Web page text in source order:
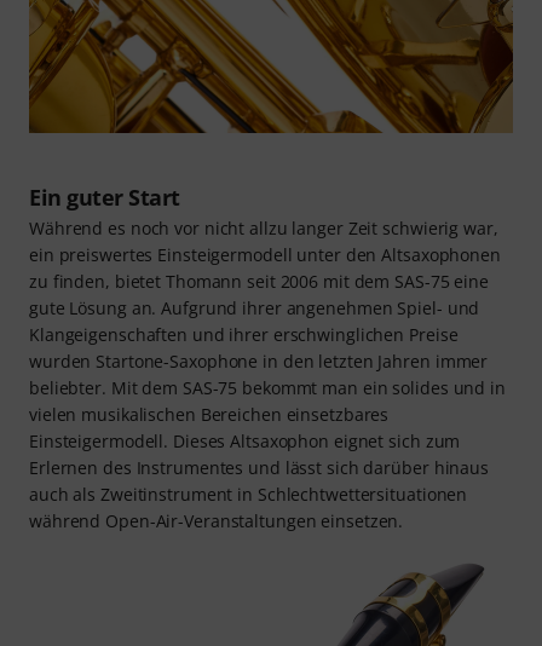
Ein guter Start
Während es noch vor nicht allzu langer Zeit schwierig war,
ein preiswertes Einsteigermodell unter den Altsaxophonen
zu finden, bietet Thomann seit 2006 mit dem SAS-75 eine
gute Lösung an. Aufgrund ihrer angenehmen Spiel- und
Klangeigenschaften und ihrer erschwinglichen Preise
wurden Startone-Saxophone in den letzten Jahren immer
beliebter. Mit dem SAS-75 bekommt man ein solides und in
vielen musikalischen Bereichen einsetzbares
Einsteigermodell. Dieses Altsaxophon eignet sich zum
Erlernen des Instrumentes und lässt sich darüber hinaus
auch als Zweitinstrument in Schlechtwettersituationen
während Open-Air-Veranstaltungen einsetzen.